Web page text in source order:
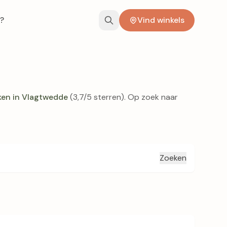
Vind winkels
in Vlagtwedde(3,7/5 sterren). Op zoek naar
Zoeken